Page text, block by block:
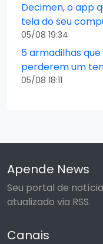
Decimen, o app
tela do seu
05/08 19:34
5 armadilhas que
perderem um
05/08 18:11
Apende News
Seu portal de
atualizado via RSS.
Canais